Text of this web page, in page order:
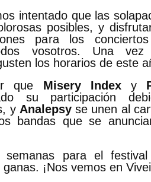
intentado que las
posibles, y
para los
vosotros. Una vez
los horarios de este
que Misery Indexy
su participación
y Analepsyse unen al
bandas que se
semanas para el
¡Nos vemos en